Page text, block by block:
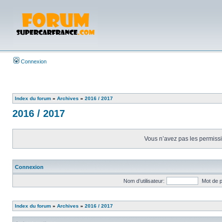
Connexion
Index du forum » Archives » 2016 / 2017
2016 / 2017
Vous n’avez pas les
Connexion
Nom d’utilisateur: Mot de
Index du forum » Archives » 2016 / 2017